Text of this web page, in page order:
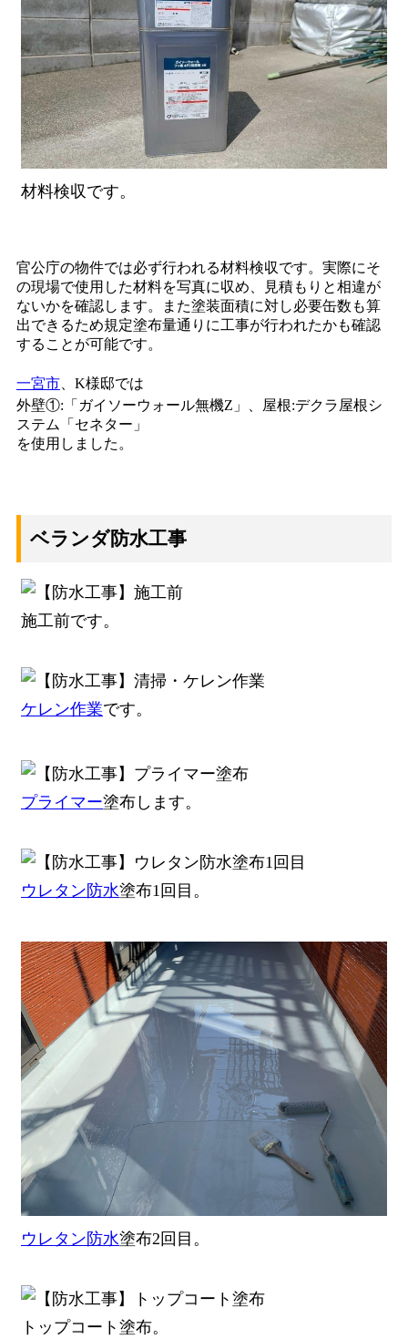
材料検収です。
官公庁の物件では必ず行われる材料検収です。実際にそ
の現場で使用した材料を写真に収め、見積もりと相違が
ないかを確認します。また塗装面積に対し必要缶数も算
出できるため規定塗布量通りに工事が行われたかも確認
することが可能です。
一宮市、K様邸では
外壁①:「ガイソーウォール無機Z」、屋根:デクラ屋根シ
ステム「セネター」
を使用しました。
ベランダ防水工事
施工前です。
ケレン作業です。
プライマー塗布します。
ウレタン防水塗布1回目。
ウレタン防水塗布2回目。
トップコート塗布。